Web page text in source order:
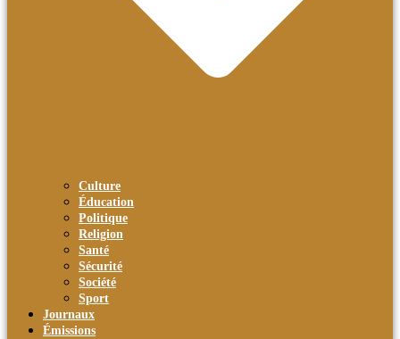
Culture
Éducation
Politique
Religion
Santé
Sécurité
Société
Sport
Journaux
Émissions